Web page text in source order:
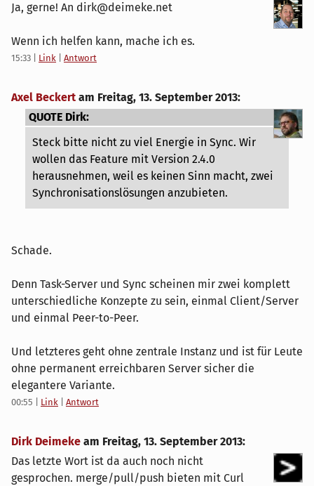
Ja, gerne! An dirk@deimeke.net
Wenn ich helfen kann, mache ich es.
15:33 Link Antwort
Axel Beckert am Freitag, 13. September 2013:
QUOTE Dirk:
Steck bitte nicht zu viel Energie in Sync. Wir
wollen das Feature mit Version 2.4.0
herausnehmen, weil es keinen Sinn macht, zwei
Synchronisationslösungen anzubieten.
Schade.
Denn Task-Server und Sync scheinen mir zwei komplett
unterschiedliche Konzepte zu sein, einmal Client/Server
und einmal Peer-to-Peer.
Und letzteres geht ohne zentrale Instanz und ist für Leute
ohne permanent erreichbaren Server sicher die
elegantere Variante.
00:55 Link Antwort
Dirk Deimeke am Freitag, 13. September 2013:
Das letzte Wort ist da auch noch nicht
gesprochen. merge/pull/push bieten mit Curl